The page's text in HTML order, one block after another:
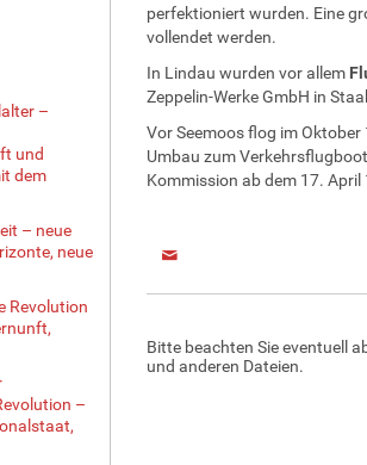
–
und
dem
– neue
neue
Revolution
–
perfektioniert wurden. Eine
vollendet werden.
In Lindau wurden vor allem
Zeppelin-Werke GmbH in
Vor Seemoos flog im
Umbau zum
Kommission ab dem 17.
Bitte beachten Sie eventuell
und anderen Dateien.